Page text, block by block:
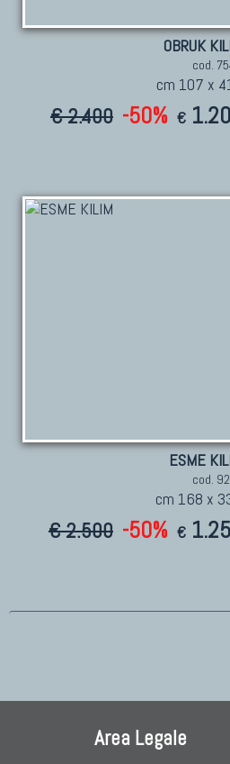
OBRUK
cod.
cm 107 x
€ 2.400 -50% €
ESME
cod.
cm 168 x
€ 2.500 -50% €
Area Legale